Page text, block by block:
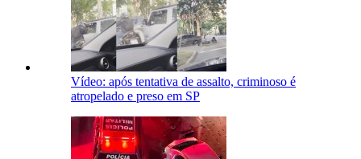
Vídeo: após tentativa de assalto, criminoso é
atropelado e preso em SP